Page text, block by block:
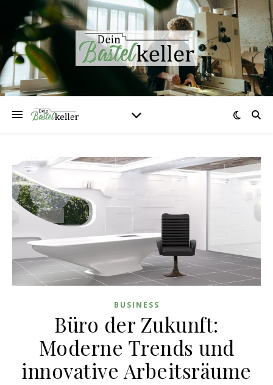
BUSINESS
Büro der Zukunft:
Moderne Trends und
innovative Arbeitsräume